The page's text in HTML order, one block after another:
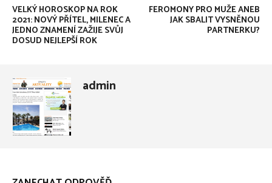
VELKÝ HOROSKOP NA ROK
2021: NOVÝ PŘÍTEL, MILENEC A
JEDNO ZNAMENÍ ZAŽIJE SVŮJ
DOSUD NEJLEPŠÍ ROK
FEROMONY PRO MUŽE ANEB
JAK SBALIT VYSNĚNOU
PARTNERKU?
admin